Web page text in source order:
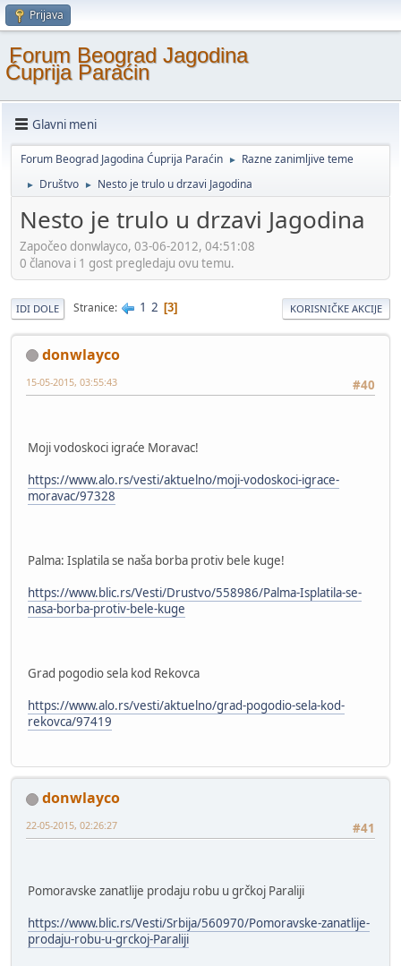
Prijava
Forum Beograd Jagodina
Ćuprija Paraćin
Glavni meni
Forum Beograd Jagodina Ćuprija Paraćin ► Razne zanimljive teme
► Društvo ► Nesto je trulo u drzavi Jagodina
Nesto je trulo u drzavi Jagodina
Započeo donwlayco, 03-06-2012, 04:51:08
0 članova i 1 gost pregledaju ovu temu.
IDI DOLE Stranice 1 2 3 KORISNIČKE AKCIJE
donwlayco
#40
15-05-2015, 03:55:43
Moji vodoskoci igraće Moravac!
https://www.alo.rs/vesti/aktuelno/moji-vodoskoci-igrace-
moravac/97328
Palma: Isplatila se naša borba protiv bele kuge!
https://www.blic.rs/Vesti/Drustvo/558986/Palma-Isplatila-se-
nasa-borba-protiv-bele-kuge
Grad pogodio sela kod Rekovca
https://www.alo.rs/vesti/aktuelno/grad-pogodio-sela-kod-
rekovca/97419
donwlayco
#41
22-05-2015, 02:26:27
Pomoravske zanatlije prodaju robu u grčkoj Paraliji
https://www.blic.rs/Vesti/Srbija/560970/Pomoravske-zanatlije-
prodaju-robu-u-grckoj-Paraliji